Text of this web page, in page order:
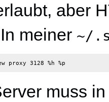
aber
meiner ~/
muss